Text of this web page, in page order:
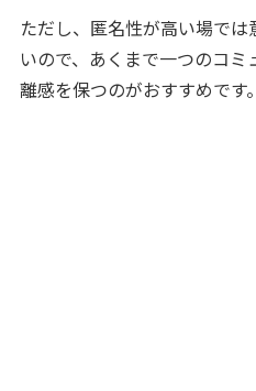
ただし、匿名性が高い場で
いので、あくまで一つのコ
離感を保つのがおすすめです。